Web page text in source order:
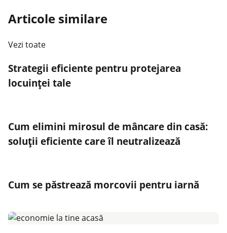
Articole similare
Vezi toate
Strategii eficiente pentru protejarea
locuinței tale
Cum elimini mirosul de mâncare din casă:
soluții eficiente care îl neutralizează
Cum se păstrează morcovii pentru iarnă